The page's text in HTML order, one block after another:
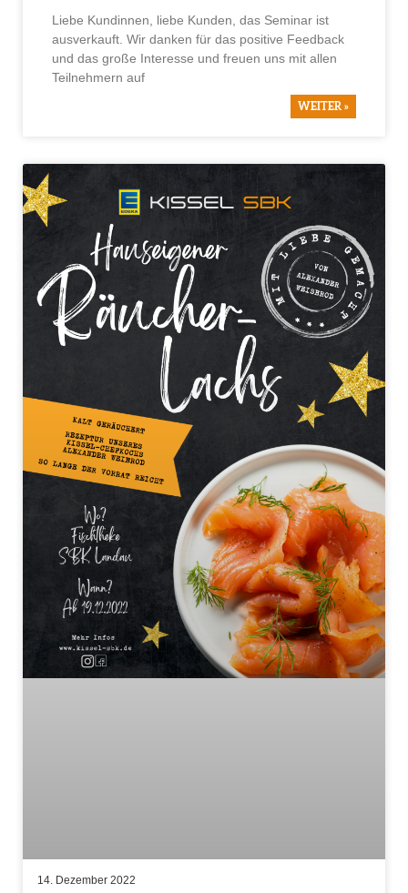
Liebe Kundinnen, liebe Kunden, das Seminar ist
ausverkauft. Wir danken für das positive Feedback
und das große Interesse und freuen uns mit allen
Teilnehmern auf
WEITER »
14. Dezember 2022